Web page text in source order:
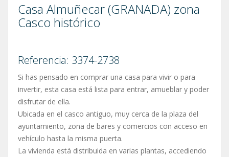
Casa Almuñecar (GRANADA) zona
Casco histórico
Referencia: 3374-2738
Si has pensado en comprar una casa para vivir o para
invertir, esta casa está lista para entrar, amueblar y poder
disfrutar de ella.
Ubicada en el casco antiguo, muy cerca de la plaza del
ayuntamiento, zona de bares y comercios con acceso en
vehículo hasta la misma puerta.
La vivienda está distribuida en varias plantas, accediendo